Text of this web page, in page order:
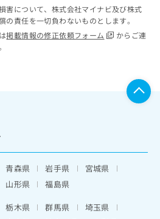
害について、株式会社マイナビ及び株式
の責任を一切負わないものとします。
掲載情報の修正依頼フォーム
からご連
青森県 岩手県
宮城県
山形県
福島県
栃木県 群馬県
埼玉県